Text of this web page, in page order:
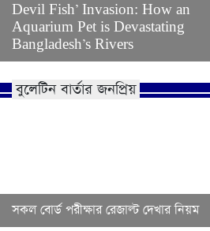
Devil Fish’ Invasion: How an
Aquarium Pet is Devastating
Bangladesh’s Rivers
বুলেটিন বার্তার জনপ্রিয়
সকল বোর্ড পরীক্ষার রেজাল্ট দেখার নিয়ম